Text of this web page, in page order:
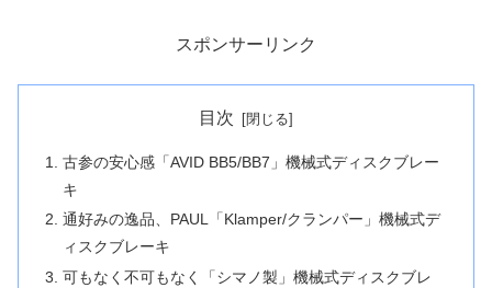
スポンサーリンク
目次
古参の安心感「AVID BB5/BB7」機械式ディスクブレー
キ
通好みの逸品、PAUL「Klamper/クランパー」機械式デ
ィスクブレーキ
可もなく不可もなく「シマノ製」機械式ディスクブレ